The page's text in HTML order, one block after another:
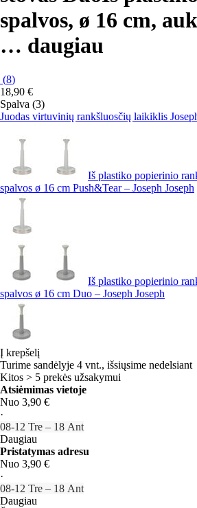
spalvos, ø 16 cm,
… daugiau
(8)
18,90 €
Spalva (3)
Juodas virtuvinių rankšluosčių laikiklis
Iš plastiko popierinio
spalvos ø 16 cm Push&Tear – Joseph Joseph
Iš plastiko popierinio
spalvos ø 16 cm Duo – Joseph Joseph
Į krepšelį
Turime sandėlyje 4 vnt., išsiųsime nedelsiant
Kitos > 5 prekės užsakymui
Atsiėmimas vietoje
Nuo 3,90 €
·
08‑12 Tre – 18 Ant
Daugiau
Pristatymas adresu
Nuo 3,90 €
·
08‑12 Tre – 18 Ant
Daugiau